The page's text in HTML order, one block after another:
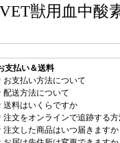
獣用血中
支払い＆送料
お支払い方法について
配送方法について
送料はいくらですか
注文をオンラインで追跡する
注文した商品はいつ届きますか